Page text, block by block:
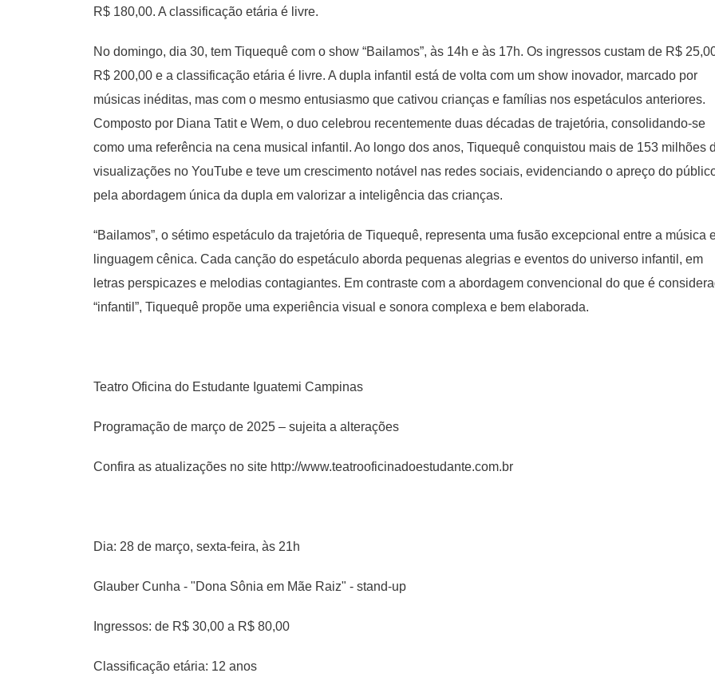
R$ 180,00. A classificação etária é livre.
No domingo, dia 30, tem Tiquequê com o show “Bailamos”, às 14h e às 17h. Os ingressos custam de R$
R$ 200,00 e a classificação etária é livre. A dupla infantil está de volta com um show inovador, marcado por
músicas inéditas, mas com o mesmo entusiasmo que cativou crianças e famílias nos espetáculos anteriores.
Composto por Diana Tatit e Wem, o duo celebrou recentemente duas décadas de trajetória, consolidando-se
como uma referência na cena musical infantil. Ao longo dos anos, Tiquequê conquistou mais de 153 milhões
visualizações no YouTube e teve um crescimento notável nas redes sociais, evidenciando o apreço do
pela abordagem única da dupla em valorizar a inteligência das crianças.
“Bailamos”, o sétimo espetáculo da trajetória de Tiquequê, representa uma fusão excepcional entre a música
linguagem cênica. Cada canção do espetáculo aborda pequenas alegrias e eventos do universo infantil, em
letras perspicazes e melodias contagiantes. Em contraste com a abordagem convencional do que é
“infantil”, Tiquequê propõe uma experiência visual e sonora complexa e bem elaborada.
Teatro Oficina do Estudante Iguatemi Campinas
Programação de março de 2025 – sujeita a alterações
Confira as atualizações no site http://www.teatrooficinadoestudante.com.br
Dia: 28 de março, sexta-feira, às 21h
Glauber Cunha - "Dona Sônia em Mãe Raiz" - stand-up
Ingressos: de R$ 30,00 a R$ 80,00
Classificação etária: 12 anos